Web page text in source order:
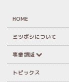
HOME
ミツボシについて
事業領域
トピックス